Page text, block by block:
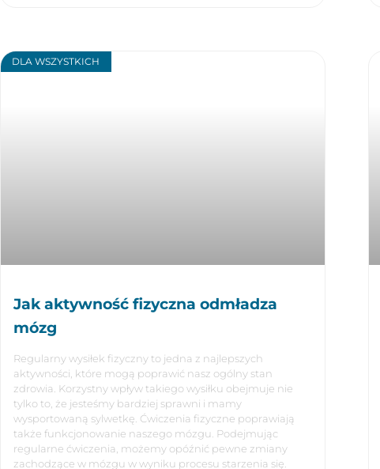
DLA WSZYSTKICH
Jak aktywność fizyczna odmładza
mózg
Regularny wysiłek fizyczny to jedna z najlepszych
aktywności, które mogą poprawić nasz ogólny stan
zdrowia. Korzystny wpływ takiego wysiłku obejmuje nie
tylko to, że jesteśmy bardziej sprawni i mamy
wysportowaną sylwetkę. Ćwiczenia fizyczne poprawiają
także funkcjonowanie naszego mózgu. Podejmując
regularne ćwiczenia, możemy opóźnić pewne zmiany
zachodzące w mózgu w wyniku procesu starzenia się.